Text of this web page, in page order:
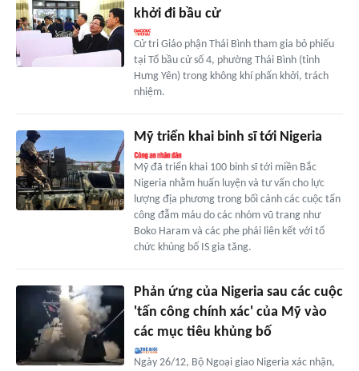
khởi đi bầu cử
Cử tri Giáo phận Thái Bình tham gia bỏ phiếu
tại Tổ bầu cử số 4, phường Thái Bình (tỉnh
Hưng Yên) trong không khí phấn khởi, trách
nhiệm.
Mỹ triển khai binh sĩ tới Nigeria
Mỹ đã triển khai 100 binh sĩ tới miền Bắc
Nigeria nhằm huấn luyện và tư vấn cho lực
lượng địa phương trong bối cảnh các cuộc tấn
công đẫm máu do các nhóm vũ trang như
Boko Haram và các phe phái liên kết với tổ
chức khủng bố IS gia tăng.
Phản ứng của Nigeria sau các cuộc
'tấn công chính xác' của Mỹ vào
các mục tiêu khủng bố
Ngày 26/12, Bộ Ngoại giao Nigeria xác nhận,